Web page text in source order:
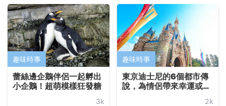
趣味時事
蕾絲邊企鵝伴侶一起孵出
小企鵝！超萌模樣狂發糖
3k
趣味時事
東京迪士尼的6個都市傳
說，為情侶帶來幸運或不
2k